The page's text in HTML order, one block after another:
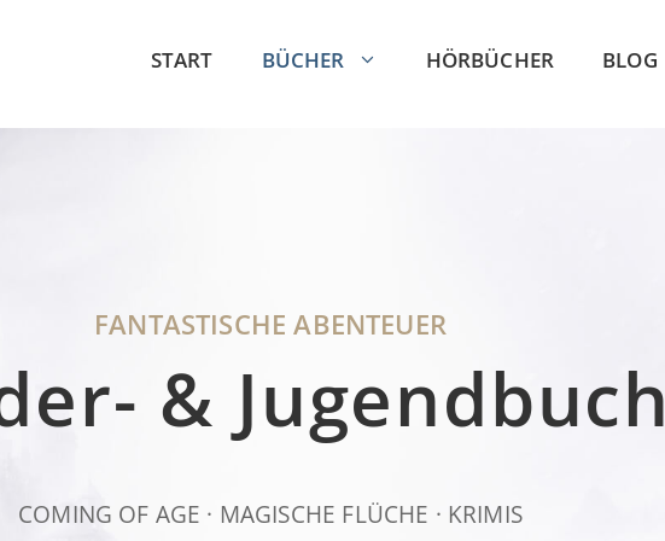
START BÜCHER HÖRBÜCHER BLOG
FANTASTISCHE ABENTEUER
& Jugendbuch
COMING OF AGE · MAGISCHE FLÜCHE · KRIMIS